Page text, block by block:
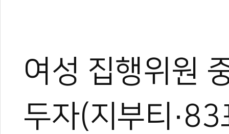
여성 집행위원
두자(지부티